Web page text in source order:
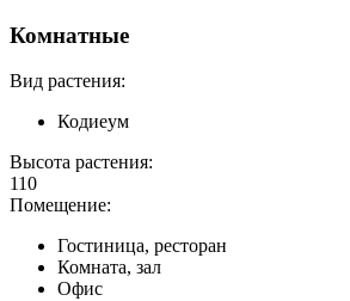
Комнатные
Вид растения:
Кодиеум
Высота растения:
110
Помещение:
Гостиница, ресторан
Комната, зал
Офис